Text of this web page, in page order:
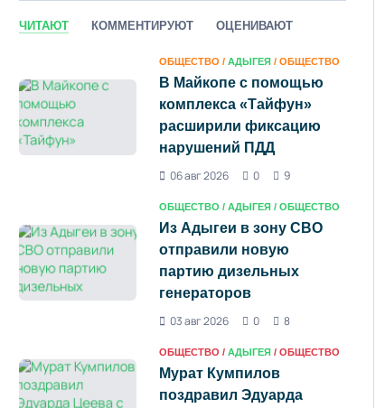
ЧИТАЮТ КОММЕНТИРУЮТ ОЦЕНИВАЮТ
ОБЩЕСТВО / АДЫГЕЯ / ОБЩЕСТВО
В Майкопе с помощью
комплекса «Тайфун»
расширили фиксацию
нарушений ПДД
06 авг 2026
0 9
ОБЩЕСТВО / АДЫГЕЯ / ОБЩЕСТВО
Из Адыгеи в зону СВО
отправили новую
партию дизельных
генераторов
03 авг 2026
0 8
ОБЩЕСТВО / АДЫГЕЯ / ОБЩЕСТВО
Мурат Кумпилов
поздравил Эдуарда